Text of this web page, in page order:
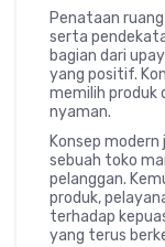
Penataan
serta
bagian dari
yang positif.
memilih produk
nyaman.
Konsep
sebuah toko
pelanggan.
produk,
terhadap
yang terus